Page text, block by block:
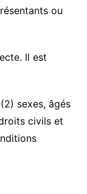
ou
Il est
sexes, âgés
civils et